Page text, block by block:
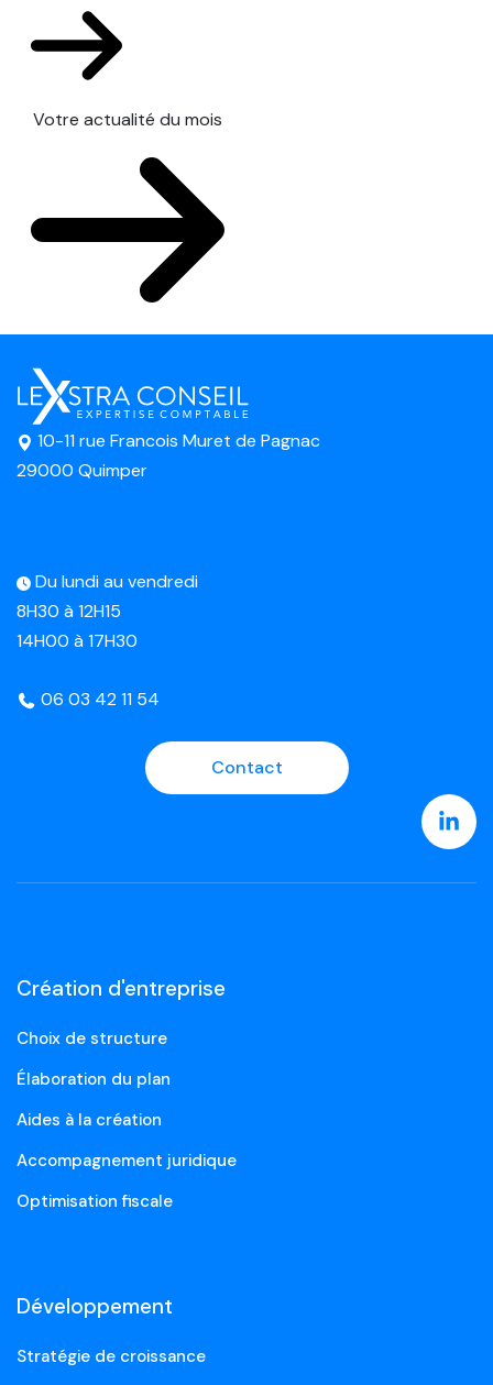
Votre actualité du mois
10-11 rue Francois Muret de Pagnac
29000 Quimper
Du lundi au vendredi
8H30 à 12H15
14H00 à 17H30
06 03 42 11 54
Contact
Création d'entreprise
Choix de structure
Élaboration du plan
Aides à la création
Accompagnement juridique
Optimisation fiscale
Développement
Stratégie de croissance